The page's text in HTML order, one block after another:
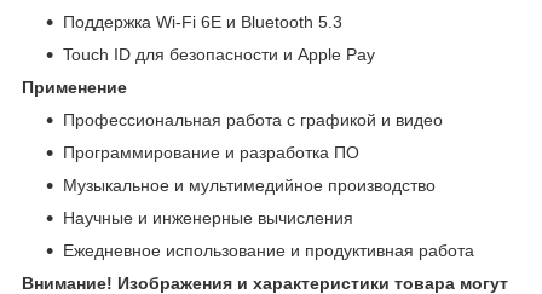
Поддержка Wi‑Fi 6E и Bluetooth 5.3
Touch ID для безопасности и Apple Pay
Применение
Профессиональная работа с графикой и видео
Программирование и разработка ПО
Музыкальное и мультимедийное производство
Научные и инженерные вычисления
Ежедневное использование и продуктивная работа
Внимание! Изображения и характеристики товара могут